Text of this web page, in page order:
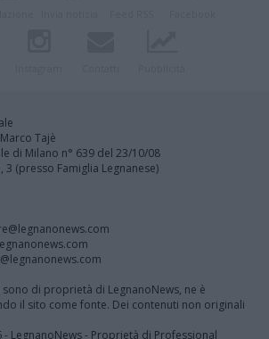
Tajè
di Milano n° 639 del 23/10/08
3 (presso Famiglia Legnanese)
di proprietà di LegnanoNews, ne è
il sito come fonte. Dei contenuti non originali
LegnanoNews - Proprietà di Professional